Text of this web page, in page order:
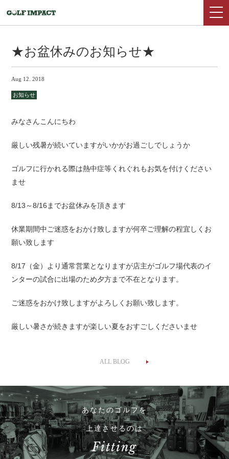
★お盆休みのお知らせ★
Aug 12. 2018
お知らせ
みなさんこんにちわ
厳しい残暑が続いていますがいかがお過ごしでしょうか
ゴルフに行かれる際は熱中症等くれぐれもお気を付けください
ませ
8/13～8/16までお盆休みを頂きます
休業期間中ご迷惑をおかけ致しますが何卒ご理解の程宜しくお
願い致します
8/17（金）より通常営業となりますが店主がゴルフ場代表のイ
ンターの試合に出場のため夕方まで不在となります。
ご迷惑をおかけ致しますがよろしくお願い致します。
厳しい暑さが続きますが楽しい夏をおすごしくださいませ
ALL BLOG
あなたのゴルフを
上達させるのは
Fitting